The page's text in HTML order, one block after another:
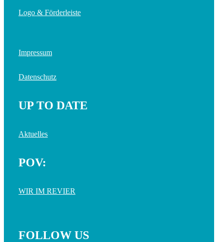
Logo & Förderleiste
Impressum
Datenschutz
UP TO DATE
Aktuelles
POV:
WIR IM REVIER
FOLLOW US